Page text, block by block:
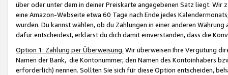
über oder unter dem in deiner Preiskarte angegebenen Satz liegt.
eine Amazon-Webseite etwa 60 Tage nach Ende jedes
wurden. Du kannst wählen, ob du Zahlungen in einer anderen
dafür entscheidest, erklärst du dich damit einverstanden, dass die
Option 1: Zahlung per Überweisung. Wir überweisen Ihre Vergütung
Namen der Bank, die Kontonummer, den Namen des Kontoinhabers
erforderlich) nennen. Sollten Sie sich für diese Option entscheiden,